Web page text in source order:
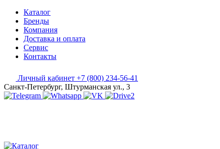
Каталог
Бренды
Компания
Доставка и оплата
Сервис
Контакты
Личный кабинет +7 (800) 234-56-41
Санкт-Петербург, Штурманская ул., 3